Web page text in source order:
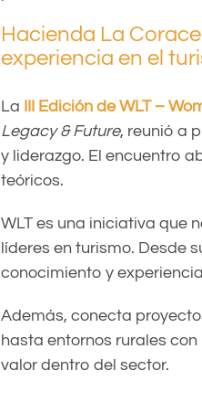
Hacienda La
experiencia en el
La III Edición de WLT –
Legacy & Future, reunió a
y liderazgo. El encuentro
teóricos.
WLT es una iniciativa que
líderes en turismo. Desde
conocimiento y
Además, conecta
hasta entornos rurales
valor dentro del sector.